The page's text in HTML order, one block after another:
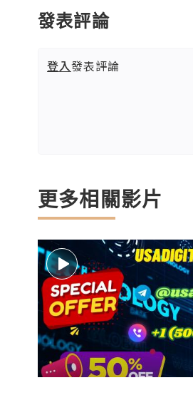
發表評論
登入發表評論
更多相關影片